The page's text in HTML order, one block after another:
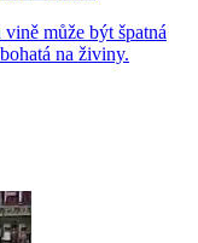
může být špatná
na živiny.